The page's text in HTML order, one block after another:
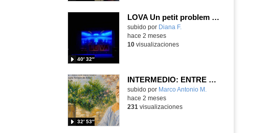
LOVA Un petit problem (EscARTgo opera company)
Contenido educativo.
subido por Diana F.
40′ 32″
hace 2 meses
10visualizaciones
INTERMEDIO: ENTRE DOS MUNDOS
Contenido educativo.
subido por Marco Antonio M.
32′ 53″
hace 2 meses
231 visualizaciones